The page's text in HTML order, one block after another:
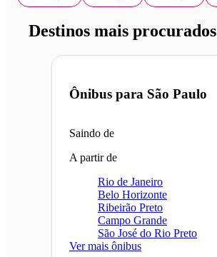
Destinos mais procurados
Ônibus para São Paulo
Saindo de
A partir de
Rio de Janeiro
Belo Horizonte
Ribeirão Preto
Campo Grande
São José do Rio Preto
Ver mais ônibus